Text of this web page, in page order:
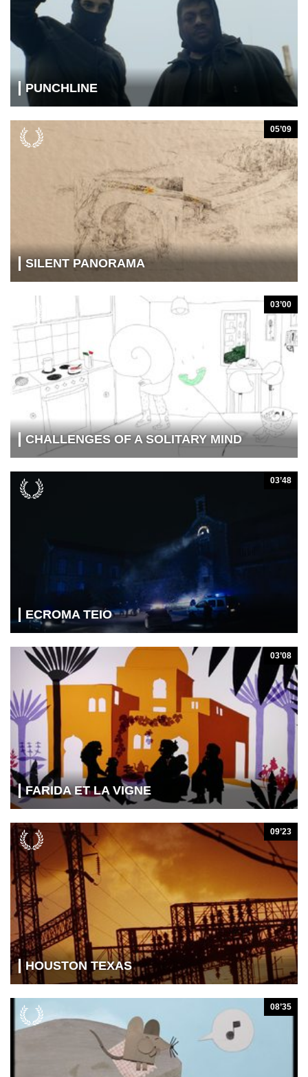
PUNCHLINE
SILENT PANORAMA
05’09
CHALLENGES OF A SOLITARY MIND
03’00
ECROMA TEIO
03’48
FARIDA ET LA VIGNE
03’08
HOUSTON TEXAS
09’23
08’35